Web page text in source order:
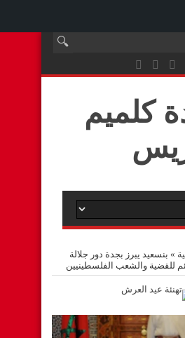
» بنسعيد يبرز بجدة دور جلالة
للقضية والشعب الفلسطينيين